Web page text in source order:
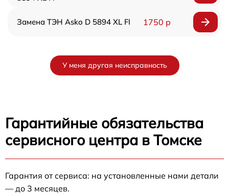
Замена ТЭН Asko D 5894 XL FI 1750 р
У меня другая неисправность
Гарантийные обязательства
сервисного центра в Томске
Гарантия от сервиса: на установленные нами детали
— до 3 месяцев.